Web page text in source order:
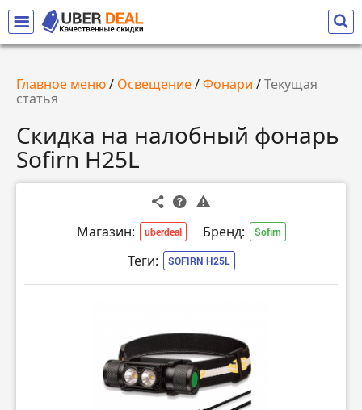
Главное меню/ Освещение/Фонари /Текущая
статья
Скидка на налобный фонарь
Sofirn H25L
Магазин: uberdeal Бренд: Sofirn
Теги: SOFIRN H25L